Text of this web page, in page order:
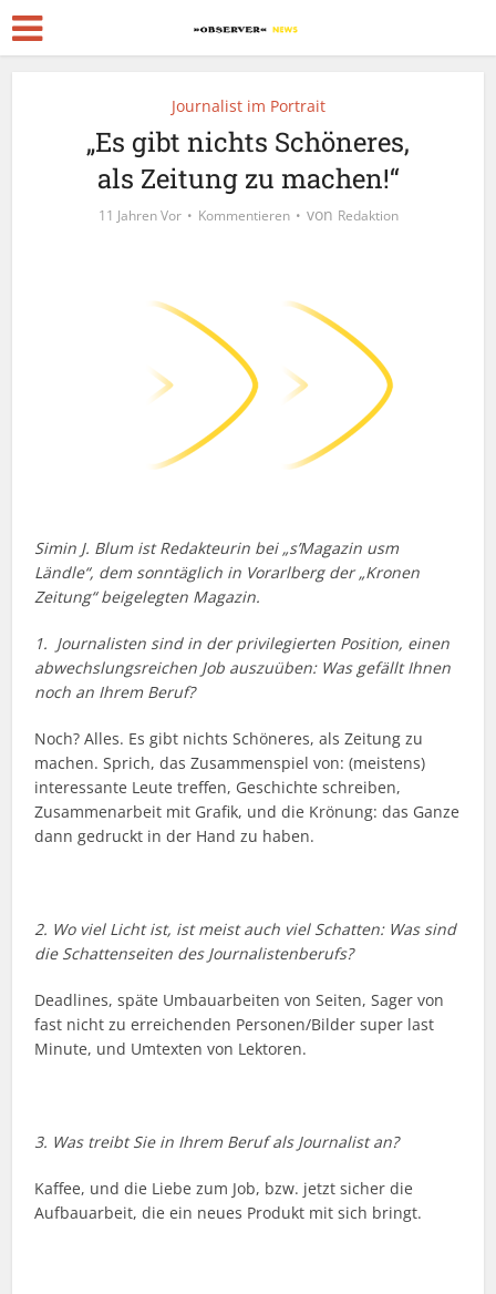
Journalist im Portrait
„Es gibt nichts Schöneres,
als Zeitung zu machen!“
11 Jahren Vor Kommentieren von Redaktion
Simin J. Blum ist Redakteurin bei „s’Magazin usm
Ländle“, dem sonntäglich in Vorarlberg der „Kronen
Zeitung“ beigelegten Magazin.
1. Journalisten sind in der privilegierten Position, einen
abwechslungsreichen Job auszuüben: Was gefällt Ihnen
noch an Ihrem Beruf?
Noch? Alles. Es gibt nichts Schöneres, als Zeitung zu
machen. Sprich, das Zusammenspiel von: (meistens)
interessante Leute treffen, Geschichte schreiben,
Zusammenarbeit mit Grafik, und die Krönung: das Ganze
dann gedruckt in der Hand zu haben.
2. Wo viel Licht ist, ist meist auch viel Schatten: Was sind
die Schattenseiten des Journalistenberufs?
Deadlines, späte Umbauarbeiten von Seiten, Sager von
fast nicht zu erreichenden Personen/Bilder super last
Minute, und Umtexten von Lektoren.
3. Was treibt Sie in Ihrem Beruf als Journalist an?
Kaffee, und die Liebe zum Job, bzw. jetzt sicher die
Aufbauarbeit, die ein neues Produkt mit sich bringt.